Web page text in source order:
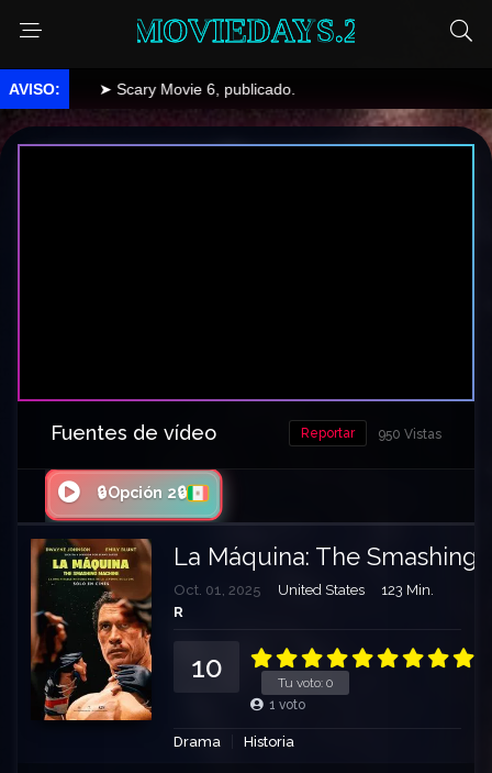
MOVIEDAYS.2
➤ Scary Movie 6, publicado.
Fuentes de vídeo 950 Vistas
Reportar
🔒Opción 2🔒
La Máquina: The Smashing
Oct. 01, 2025 United States
123 Min.
R
Tu voto: 0
10
1 voto
Drama Historia